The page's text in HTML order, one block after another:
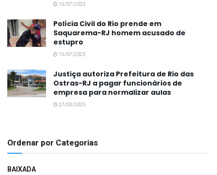
15/07/2022
Polícia Civil do Rio prende em
Saquarema-RJ homem acusado de
estupro
15/07/2025
Justiça autoriza Prefeitura de Rio das
Ostras-RJ a pagar funcionários de
empresa para normalizar aulas
27/03/2025
Ordenar por Categorias
BAIXADA